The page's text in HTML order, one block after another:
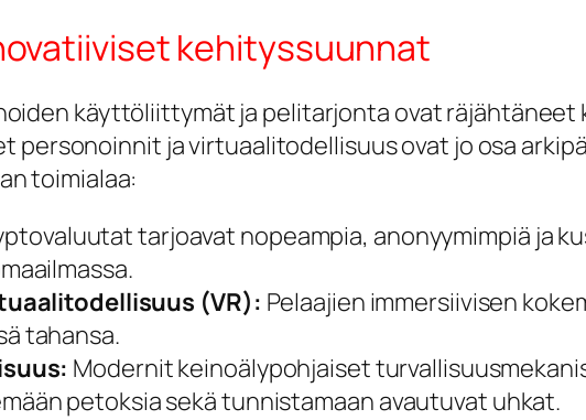
kehityssuunnat
käyttöliittymät ja pelitarjonta ovat räjähtäneet
personoinnit ja virtuaalitodellisuus ovat jo osa
toimialaa:
tarjoavat nopeampia, anonyymimpiä ja
(VR): Pelaajien immersiivisen
tahansa.
Modernit keinoälypohjaiset
petoksia sekä tunnistamaan avautuvat uhkat.